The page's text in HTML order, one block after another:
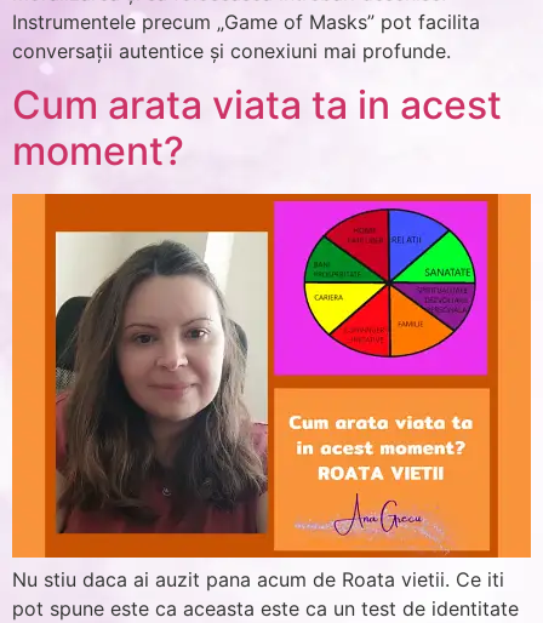
Instrumentele precum „Game of Masks” pot facilita
conversații autentice și conexiuni mai profunde.
Cum arata viata ta in acest
moment?
Nu stiu daca ai auzit pana acum de Roata vietii. Ce iti
pot spune este ca aceasta este ca un test de identitate